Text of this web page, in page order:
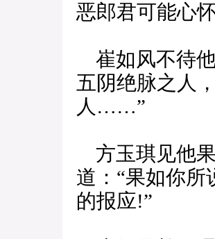
恶郎君可能心
崔如风不待
五阴绝脉之人
人……”
方玉琪见他
道：“果如你
的报应!”